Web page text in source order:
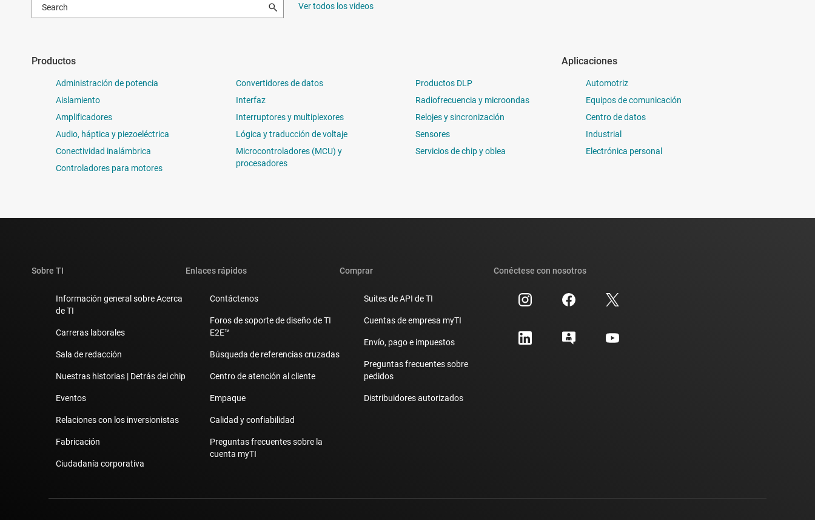
Ver todos los videos
Productos
Administración de potencia
Aislamiento
Amplificadores
Audio, háptica y piezoeléctrica
Conectividad inalámbrica
Controladores para motores
Convertidores de datos
Interfaz
Interruptores y multiplexores
Lógica y traducción de voltaje
Microcontroladores (MCU) y
procesadores
Productos DLP
Radiofrecuencia y microondas
Relojes y sincronización
Sensores
Servicios de chip y oblea
Aplicaciones
Automotriz
Equipos de comunicación
Centro de datos
Industrial
Electrónica personal
Sobre TI
Información general sobre Acerca
de TI
Carreras laborales
Sala de redacción
Nuestras historias | Detrás del chip
Eventos
Relaciones con los inversionistas
Fabricación
Ciudadanía corporativa
Enlaces rápidos
Contáctenos
Foros de soporte de diseño de TI
E2E™
Búsqueda de referencias cruzadas
Centro de atención al cliente
Empaque
Calidad y confiabilidad
Preguntas frecuentes sobre la
cuenta myTI
Comprar
Suites de API de TI
Cuentas de empresa myTI
Envío, pago e impuestos
Preguntas frecuentes sobre
pedidos
Distribuidores autorizados
Conéctese con nosotros